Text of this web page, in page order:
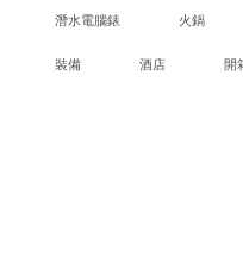
潛水電腦錶 火鍋
裝備 酒店 開